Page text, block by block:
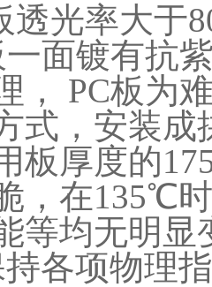
透光率大于
一面镀有抗
， PC板为
式，安装
板厚度的
，在135℃
等均无明
各项物理